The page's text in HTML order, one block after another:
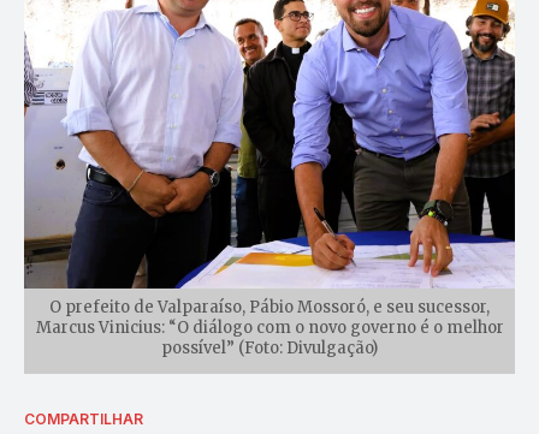
O prefeito de Valparaíso, Pábio Mossoró, e seu sucessor,
Marcus Vinicius: “O diálogo com o novo governo é o melhor
possível” (Foto: Divulgação)
COMPARTILHAR